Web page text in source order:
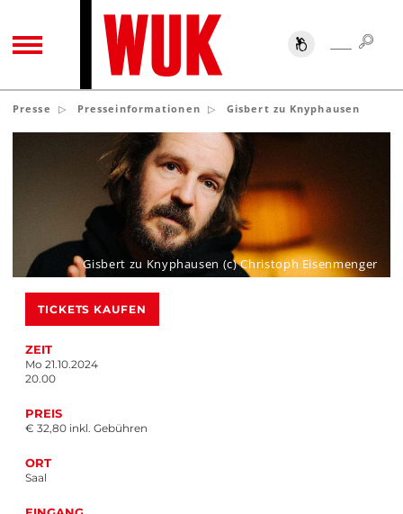
TOGGLE NAVIGATION SUCHE
Presse Presseinformationen Gisbert zu Knyphausen
TICKETS KAUFEN
ZEIT
Mo 21.10.2024
20.00
PREIS
€ 32,80 inkl. Gebühren
ORT
Saal
Gisbert zu Knyphausen (c) Christoph Eisenmenger